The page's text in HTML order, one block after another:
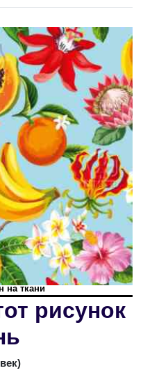
на ткани
рисунок
)